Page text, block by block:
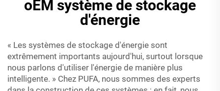
oEM système de stockage
d'énergie
« Les systèmes de stockage d'énergie sont
extrêmement importants aujourd'hui, surtout lorsque
nous parlons d'utiliser l'énergie de manière plus
intelligente. » Chez PUFA, nous sommes des experts